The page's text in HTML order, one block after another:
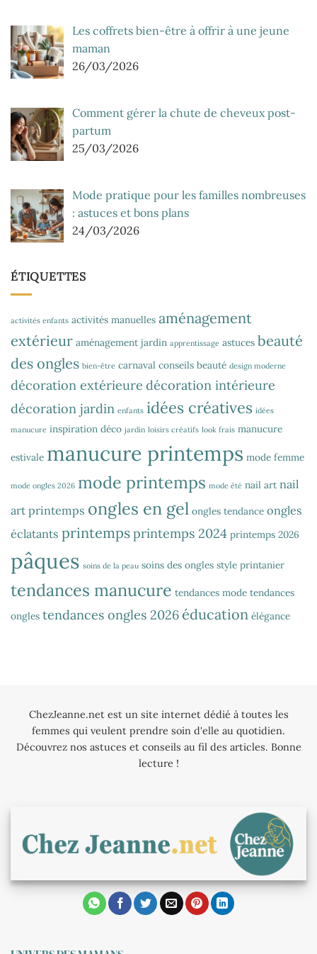
Les coffrets bien-être à offrir à une jeune
maman
26/03/2026
Comment gérer la chute de cheveux post-
partum
25/03/2026
Mode pratique pour les familles nombreuses
: astuces et bons plans
24/03/2026
ÉTIQUETTES
activités enfants activités manuelles aménagement
extérieur aménagement jardin apprentissage astuces beauté
des ongles bien-être carnaval conseils beauté design moderne
décoration extérieure décoration intérieure
décoration jardin enfants idées créatives idées
manucure inspiration déco jardin loisirs créatifs look frais manucure
estivale manucure printemps mode femme
mode ongles 2026 mode printemps mode été nail art nail
art printemps ongles en gel ongles tendance ongles
éclatants printempsprintemps 2024 printemps 2026
pâques soins de la peau soins des ongles style printanier
tendances manucure tendances mode tendances
ongles tendances ongles 2026 éducation élégance
ChezJeanne.net est un site internet dédié à toutes les
femmes qui veulent prendre soin d'elle au quotidien.
Découvrez nos astuces et conseils au fil des articles. Bonne
lecture !